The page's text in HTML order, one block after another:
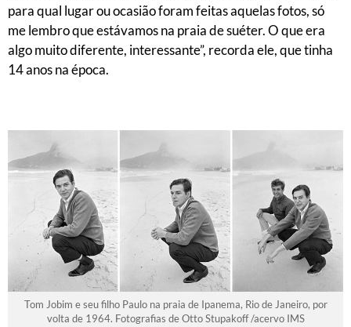
para qual lugar ou ocasião foram feitas aquelas fotos, só
me lembro que estávamos na praia de suéter. O que era
algo muito diferente, interessante”, recorda ele, que tinha
14 anos na época.
Tom Jobim e seu filho Paulo na praia de Ipanema, Rio de Janeiro, por
volta de 1964. Fotografias de Otto Stupakoff /acervo IMS